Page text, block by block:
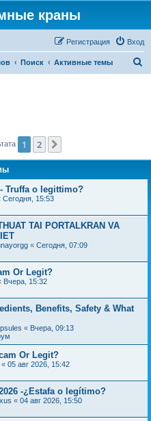
краны
Вход
Регистрация
Поиск Активные темы
1 2
Truffa o legittimo?
Сегодня, 15:53
TAI PORTALKRAN VA
« Сегодня, 07:09
Or Legit?
Вчера, 15:32
Benefits, Safety & What
« Вчера, 09:13
Or Legit?
« 05 авг 2026, 15:42
-¿Estafa o legítimo?
« 04 авг 2026, 15:50